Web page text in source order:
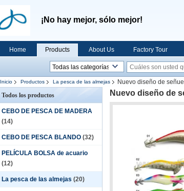
¡No hay mejor, sólo mejor!
Home Products About Us Factory Tour
Inicio Productos La pesca de las almejas
Nuevo diseño de
Todos los productos
CEBO DE PESCA DE MADERA
(14)
CEBO DE PESCA BLANDO (32)
PELÍCULA BOLSA de acuario
(12)
La pesca de las almejas (20)
Nuevo diseño de